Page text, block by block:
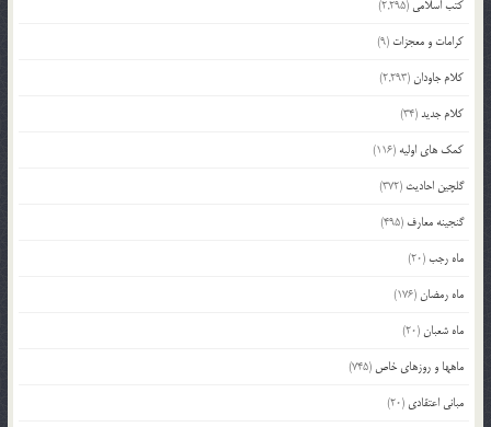
کتب اسلامی (2,295)
کرامات و معجزات (9)
کلام جاودان(2,293)
کلام جدید(34)
کمک های اولیه (116)
گلچین احادیث (372)
گنجینه معارف (495)
ماه رجب(20)
ماه رمضان(176)
ماه شعبان(20)
ماهها و روزهای خاص (745)
مبانی اعتقادی (20)